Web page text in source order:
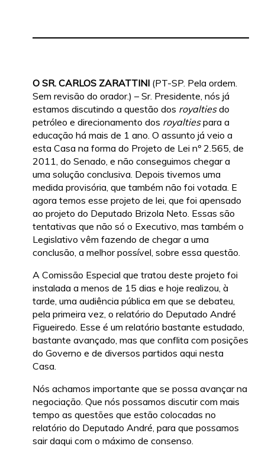
O SR. CARLOS ZARATTINI (PT-SP. Pela ordem.
Sem revisão do orador.) – Sr. Presidente, nós já
estamos discutindo a questão dos royaltiesdo
petróleo e direcionamento dos royaltiespara a
educação há mais de 1 ano. O assunto já veio a
esta Casa na forma do Projeto de Lei nº 2.565, de
2011, do Senado, e não conseguimos chegar a
uma solução conclusiva. Depois tivemos uma
medida provisória, que também não foi votada. E
agora temos esse projeto de lei, que foi apensado
ao projeto do Deputado Brizola Neto. Essas são
tentativas que não só o Executivo, mas também o
Legislativo vêm fazendo de chegar a uma
conclusão, a melhor possível, sobre essa questão.
A Comissão Especial que tratou deste projeto foi
instalada a menos de 15 dias e hoje realizou, à
tarde, uma audiência pública em que se debateu,
pela primeira vez, o relatório do Deputado André
Figueiredo. Esse é um relatório bastante estudado,
bastante avançado, mas que conflita com posições
do Governo e de diversos partidos aqui nesta
Casa.
Nós achamos importante que se possa avançar na
negociação. Que nós possamos discutir com mais
tempo as questões que estão colocadas no
relatório do Deputado André, para que possamos
sair daqui com o máximo de consenso.